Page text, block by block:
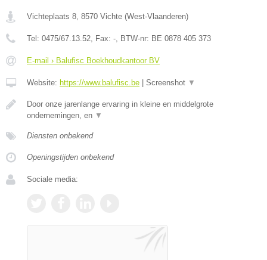
Vichteplaats 8, 8570 Vichte (West-Vlaanderen)
Tel: 0475/67.13.52, Fax: -, BTW-nr: BE 0878 405 373
E-mail › Balufisc Boekhoudkantoor BV
Website: https://www.balufisc.be Screenshot ▼
Door onze jarenlange ervaring in kleine en middelgrote
ondernemingen, en ▼
Diensten onbekend
Openingstijden onbekend
Sociale media: